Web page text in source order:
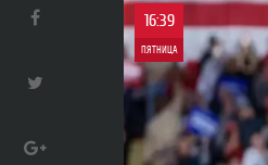
16:39
ПЯТНИЦА
0
0